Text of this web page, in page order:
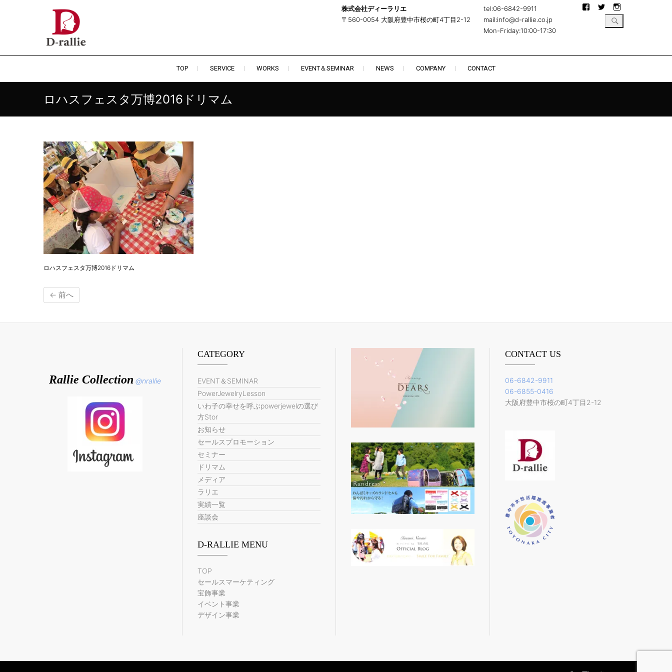
あなたの夢をおつなぎします。
smile for family
Facebook
Twitter
tel:06-6842-9911
mail:info@d-rallie.co.jp
Mon-Friday:10:00-17:30
株式会社ディーラリエ
〒560-0054 大阪府豊中市桜の町4丁目2-12
TOP SERVICE WORKS EVENT＆SEMINAR NEWS COMPANY CONTACT
ロハスフェスタ万博2016ドリマム
ロハスフェスタ万博2016ドリマム
← 前へ
Rallie Collection @nrallie
CATEGORY
EVENT＆SEMINAR
PowerJewelryLesson
いわ子の幸せを呼ぶpowerjewelの選び
方Stor
お知らせ
セールスプロモーション
セミナー
ドリマム
メディア
ラリエ
実績一覧
座談会
D-RALLIE MENU
TOP
セールスマーケティング
宝飾事業
イベント事業
デザイン事業
CONTACT US
06-6842-9911
06-6855-0416
大阪府豊中市桜の町4丁目2-12